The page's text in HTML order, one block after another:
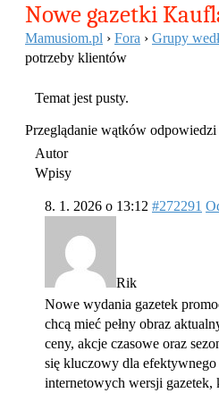
Nowe gazetki
Mamusiom.pl › Fora › Grupy
potrzeby klientów
Temat jest pusty.
Przeglądanie wątków odpowiedzi
Autor
Wpisy
8. 1. 2026 o 13:12 #272291
Rik
Nowe wydania gazetek
chcą mieć pełny obraz
ceny, akcje czasowe oraz
się kluczowy dla
internetowych wersji gazetek,